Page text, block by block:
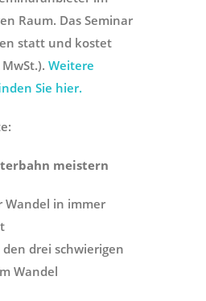
Raum. Das Seminar
statt und kostet
Weitere
Sie hier.
meistern
Wandel in immer
drei schwierigen
Wandel